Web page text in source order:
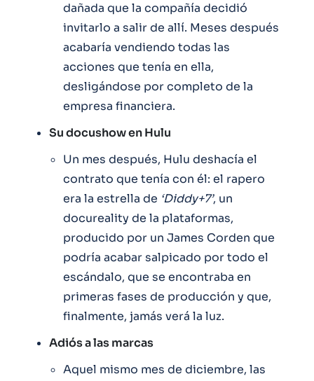
dañada que la compañía decidió
invitarlo a salir de allí. Meses después
acabaría vendiendo todas las
acciones que tenía en ella,
desligándose por completo de la
empresa financiera.
Su docushow en Hulu
Un mes después, Hulu deshacía el
contrato que tenía con él: el rapero
era la estrella de ‘Diddy+7’, un
docureality de la plataformas,
producido por un James Corden que
podría acabar salpicado por todo el
escándalo, que se encontraba en
primeras fases de producción y que,
finalmente, jamás verá la luz.
Adiós a las marcas
Aquel mismo mes de diciembre, las